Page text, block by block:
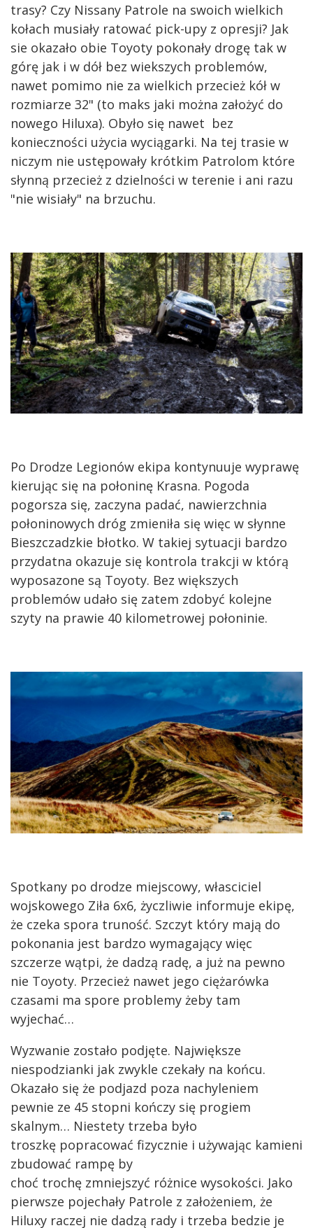
trasy? Czy Nissany Patrole na swoich wielkich
kołach musiały ratować pick-upy z opresji? Jak
sie okazało obie Toyoty pokonały drogę tak w
górę jak i w dół bez wiekszych problemów,
nawet pomimo nie za wielkich przecież kół w
rozmiarze 32" (to maks jaki można założyć do
nowego Hiluxa). Obyło się nawet bez
konieczności użycia wyciągarki. Na tej trasie w
niczym nie ustępowały krótkim Patrolom które
słynną przecież z dzielności w terenie i ani razu
"nie wisiały" na brzuchu.
Po Drodze Legionów ekipa kontynuuje wyprawę
kierując się na połoninę Krasna. Pogoda
pogorsza się, zaczyna padać, nawierzchnia
połoninowych dróg zmieniła się więc w słynne
Bieszczadzkie błotko. W takiej sytuacji bardzo
przydatna okazuje się kontrola trakcji w którą
wyposazone są Toyoty. Bez większych
problemów udało się zatem zdobyć kolejne
szyty na prawie 40 kilometrowej połoninie.
Spotkany po drodze miejscowy, własciciel
wojskowego Ziła 6x6, życzliwie informuje ekipę,
że czeka spora truność. Szczyt który mają do
pokonania jest bardzo wymagający więc
szczerze wątpi, że dadzą radę, a już na pewno
nie Toyoty. Przecież nawet jego ciężarówka
czasami ma spore problemy żeby tam
wyjechać…
Wyzwanie zostało podjęte. Największe
niespodzianki jak zwykle czekały na końcu.
Okazało się że podjazd poza nachyleniem
pewnie ze 45 stopni kończy się progiem
skalnym… Niestety trzeba było
troszkę popracować fizycznie i używając kamieni
zbudować rampę by
choć trochę zmniejszyć różnice wysokości. Jako
pierwsze pojechały Patrole z założeniem, że
Hiluxy raczej nie dadzą rady i trzeba bedzie je